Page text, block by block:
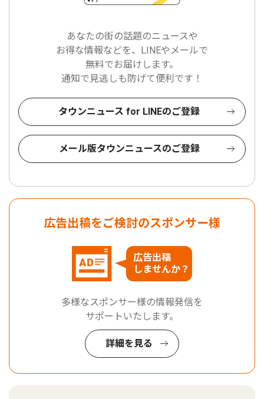
あなたの街の話題のニュースや
お得な情報などを、LINEやメールで
無料でお届けします。
通知で見逃しも防げて便利です！
タウンニュース for LINEのご登録
メール版タウンニュースのご登録
広告出稿をご検討のスポンサー様
広告出稿
しませんか？
多様なスポンサー様の情報発信を
サポートいたします。
詳細を見る